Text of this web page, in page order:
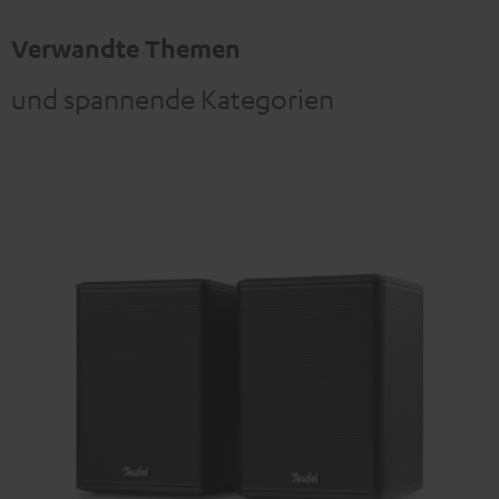
Verwandte Themen
und spannende Kategorien